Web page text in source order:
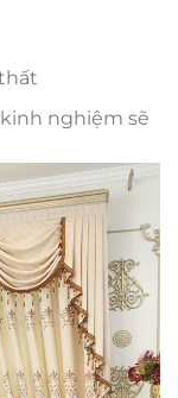
nghiệm sẽ